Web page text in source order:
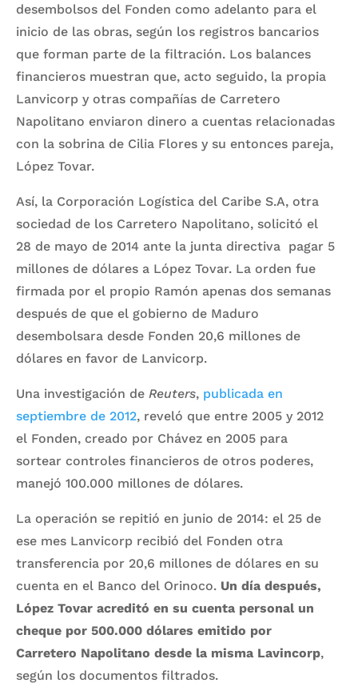
desembolsos del Fonden como adelanto para el
inicio de las obras, según los registros bancarios
que forman parte de la filtración. Los balances
financieros muestran que, acto seguido, la propia
Lanvicorp y otras compañías de Carretero
Napolitano enviaron dinero a cuentas relacionadas
con la sobrina de Cilia Flores y su entonces pareja,
López Tovar.
Así, la Corporación Logística del Caribe S.A, otra
sociedad de los Carretero Napolitano, solicitó el
28 de mayo de 2014 ante la junta directiva pagar 5
millones de dólares a López Tovar. La orden fue
firmada por el propio Ramón apenas dos semanas
después de que el gobierno de Maduro
desembolsara desde Fonden 20,6 millones de
dólares en favor de Lanvicorp.
Una investigación de Reuters, publicada en
septiembre de 2012, reveló que entre 2005 y 2012
el Fonden, creado por Chávez en 2005 para
sortear controles financieros de otros poderes,
manejó 100.000 millones de dólares.
La operación se repitió en junio de 2014: el 25 de
ese mes Lanvicorp recibió del Fonden otra
transferencia por 20,6 millones de dólares en su
cuenta en el Banco del Orinoco. Un día después,
López Tovar acreditó en su cuenta personal un
cheque por 500.000 dólares emitido por
Carretero Napolitano desde la misma Lavincorp,
según los documentos filtrados.